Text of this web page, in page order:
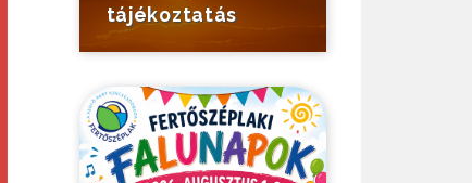
tájékoztatás